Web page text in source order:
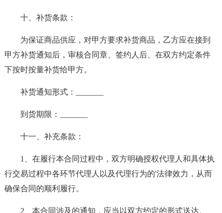
十、补货条款：
为保证商品供应，对甲方要求补货商品，乙方应在接到
甲方补货通知后，审核合同章、签约人后、在双方约定条件
下按时按量补货给甲方。
补货通知形式：_______
到货期限：_______
十一、补充条款：
1、在履行本合同过程中，双方明确授权代理人和具体执
行交易过程中各环节代理人以及代理行为的'法律效力，从而
确保合同的顺利履行。
2、本合同涉及的通知，应当以双方约定的形式送达。